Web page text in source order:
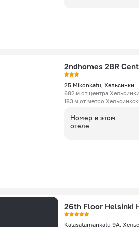
25 Mikonkatu, Хельсинки
682 м от центра Хельсинки
183 м от метро
Номер в этом
отеле
Kalasatamankatu 9A,